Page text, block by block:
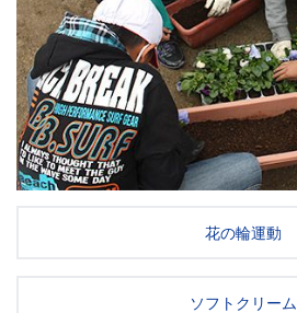
花の輪運動
ソフトクリーム